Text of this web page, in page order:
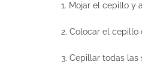
1. Mojar el cepillo y
2. Colocar el cepillo
3. Cepillar todas